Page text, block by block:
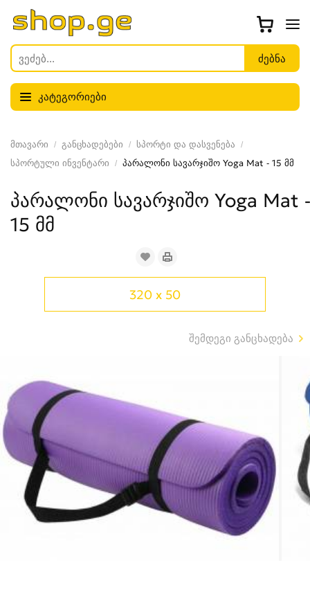
კატეგორიები
მთავარი განცხადებები
სპორტი და დასვენება
სპორტული ინვენტარი
პარალონი სავარჯიშო Yoga Mat - 15 მმ
პარალონი სავარჯიშო Yoga Mat -
15 მმ
320 x 50
შემდეგი განცხადება